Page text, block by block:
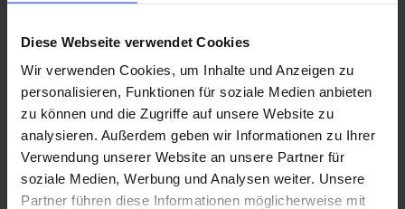
Diese Webseite verwendet Cookies
Wir verwenden Cookies, um Inhalte und Anzeigen zu
personalisieren, Funktionen für soziale Medien anbieten
zu können und die Zugriffe auf unsere Website zu
analysieren. Außerdem geben wir Informationen zu Ihrer
Verwendung unserer Website an unsere Partner für
soziale Medien, Werbung und Analysen weiter. Unsere
Partner führen diese Informationen möglicherweise mit
30 jan. 2028 Nachten 8 alternatieven
Binnenhutvan
€ 1.007p.p.
was € 1.107
Buitenhutvan
€ 1.186p.p.
was€ 1.289
Balkonhutvan
€ 1.205p.p.
was € 1.339
€
Alleen Cruise